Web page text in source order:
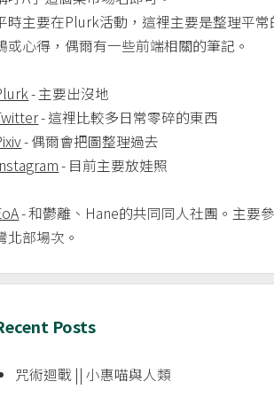
時主要在Plurk活動，這裡主要是整理平常
或心得，偶爾有一些前端相關的筆記。
- 主要出沒地
- 這裡比較多日常零碎的東西
- 偶爾會把圖整理過去
- 目前主要放娃照
- 和鬱離、Hane的共同同人社團。主要
北部場次。
Posts
咒術迴戰 || 小惠喵與人類